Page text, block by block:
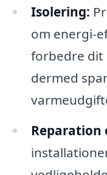
Isolering:
om energi-
forbedre dit
dermed
Reparation